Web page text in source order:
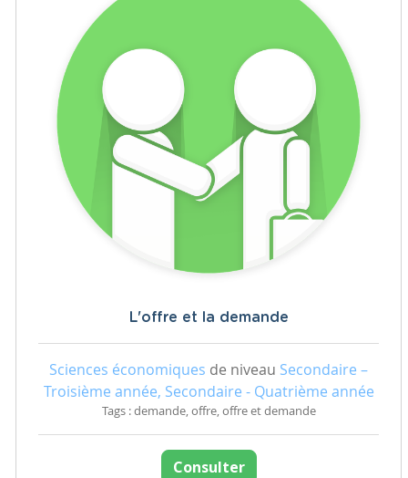
L'offre et la demande
Sciences économiques de niveau Secondaire –
Troisième année, Secondaire - Quatrième année
Tags : demande, offre, offre et demande
Consulter